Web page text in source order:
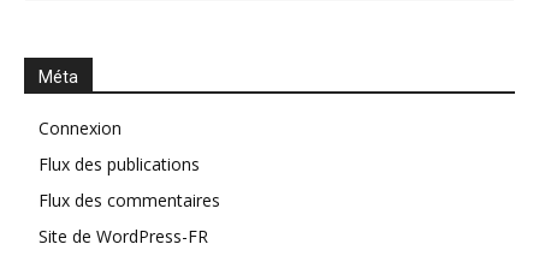
Méta
Connexion
Flux des publications
Flux des commentaires
Site de WordPress-FR